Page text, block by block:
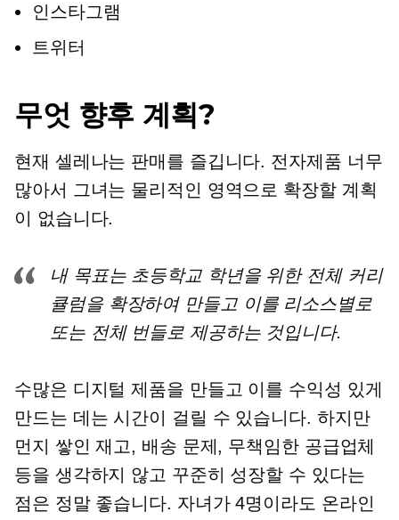
인스타그램
트위터
무엇 향후 계획?
현재 셀레나는 판매를 즐깁니다. 전자제품 너무
많아서 그녀는 물리적인 영역으로 확장할 계획
이 없습니다.
내 목표는 초등학교 학년을 위한 전체 커리
큘럼을 확장하여 만들고 이를 리소스별로
또는 전체 번들로 제공하는 것입니다.
수많은 디지털 제품을 만들고 이를 수익성 있게
만드는 데는 시간이 걸릴 수 있습니다. 하지만
먼지 쌓인 재고, 배송 문제, 무책임한 공급업체
등을 생각하지 않고 꾸준히 성장할 수 있다는
점은 정말 좋습니다. 자녀가 4명이라도 온라인